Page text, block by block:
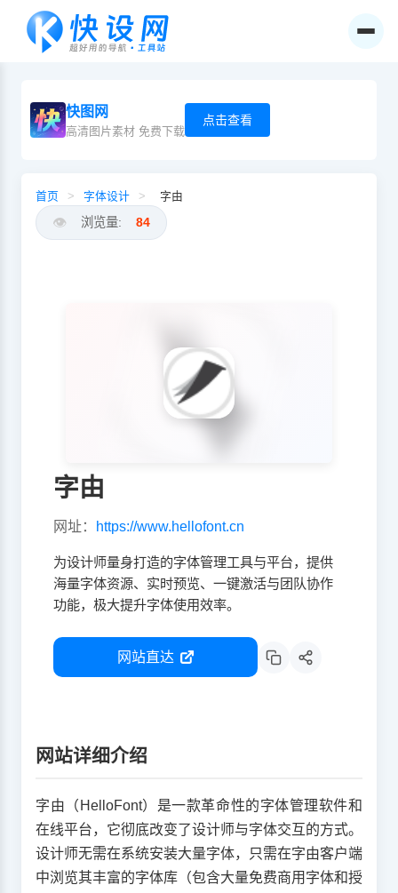
快图网
高清图片素材 免费下载
点击查看
首页 > 字体设计 > 字由
👁️ 浏览量: 84
字由
网址： https://www.hellofont.cn
为设计师量身打造的字体管理工具与平台，提供
海量字体资源、实时预览、一键激活与团队协作
功能，极大提升字体使用效率。
网站直达
网站详细介绍
字由（HelloFont）是一款革命性的字体管理软件和
在线平台，它彻底改变了设计师与字体交互的方式。
设计师无需在系统安装大量字体，只需在字由客户端
中浏览其丰富的字体库（包含大量免费商用字体和授